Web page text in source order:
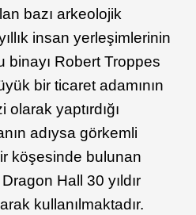
bazı arkeolojik
insan yerleşimlerinin
binayı Robert Troppes
bir ticaret adamının
yaptırdığı
adıysa görkemli
köşesinde bulunan
Hall 30 yıldır
kullanılmaktadır.